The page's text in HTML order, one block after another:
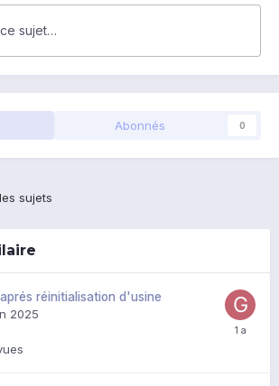
sujet…
Abonnés 0
sujets
réinitialisation d'usine
2025